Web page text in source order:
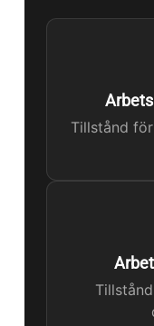
Tillstånd